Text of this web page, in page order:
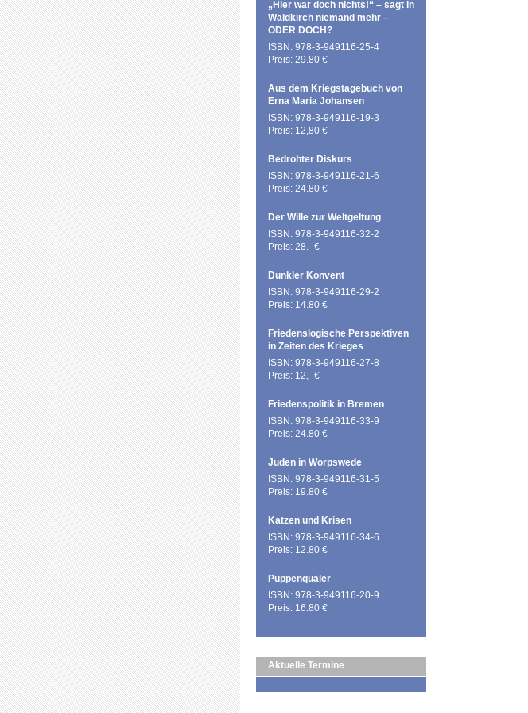
„Hier war doch nichts!“ – sagt in
Waldkirch niemand mehr –
ODER DOCH?
ISBN: 978-3-949116-25-4
Preis: 29.80 €
Aus dem Kriegstagebuch von
Erna Maria Johansen
ISBN: 978-3-949116-19-3
Preis: 12,80 €
Bedrohter Diskurs
ISBN: 978-3-949116-21-6
Preis: 24.80 €
Der Wille zur Weltgeltung
ISBN: 978-3-949116-32-2
Preis: 28.- €
Dunkler Konvent
ISBN: 978-3-949116-29-2
Preis: 14.80 €
Friedenslogische Perspektiven
in Zeiten des Krieges
ISBN: 978-3-949116-27-8
Preis: 12,- €
Friedenspolitik in Bremen
ISBN: 978-3-949116-33-9
Preis: 24.80 €
Juden in Worpswede
ISBN: 978-3-949116-31-5
Preis: 19.80 €
Katzen und Krisen
ISBN: 978-3-949116-34-6
Preis: 12.80 €
Puppenquäler
ISBN: 978-3-949116-20-9
Preis: 16.80 €
Aktuelle Termine